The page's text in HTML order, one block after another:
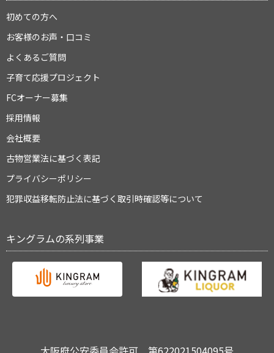
初めての方へ
お客様のお声・口コミ
よくあるご質問
子育て応援プロジェクト
FCオーナー募集
採用情報
会社概要
古物営業法に基づく表記
プライバシーポリシー
犯罪収益移転防止法に基づく取引時確認等について
キングラムの系列事業